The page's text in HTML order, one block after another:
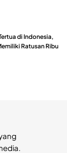
di Indonesia,
Ratusan Ribu